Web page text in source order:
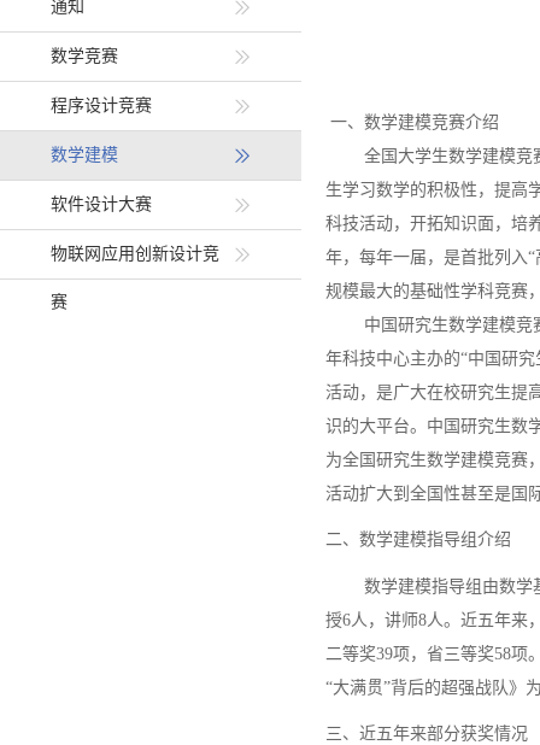
通知
数学竞赛
程序设计竞赛
数学建模
软件设计大赛
物联网应用创新设计竞
赛
一、数学建模竞赛介绍
全国大学生数学建模竞
生学习数学的积极性，提高
科技活动，开拓知识面，培
年，每年一届，是首批列入
规模最大的基础性学科竞赛
中国研究生数学建模
年科技中心主办的“中国研
活动，是广大在校研究生提
识的大平台。中国研究生数
为全国研究生数学建模竞赛
活动扩大到全国性甚至是国
二、数学建模指导组介绍
数学建模指导组由数学
授6人，讲师8人。近五年来
二等奖39项，省三等奖58项
“大满贯”背后的超强战队》
三、近五年来部分获奖情况